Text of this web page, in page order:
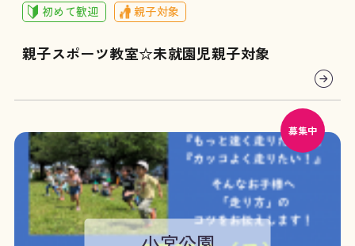
初めて歓迎
親子対象
親子スポーツ教室☆未就園児親子対象
募集中